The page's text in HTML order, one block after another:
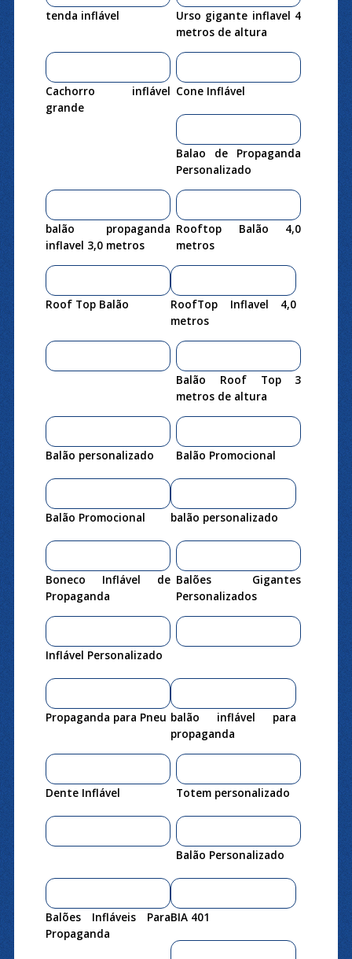
tenda inflável
Urso gigante inflavel 4
metros de altura
Cachorro inflável
grande
Cone Inflável
Balao de Propaganda
Personalizado
balão propaganda
inflavel 3,0 metros
Rooftop Balão 4,0
metros
Roof Top Balão
RoofTop Inflavel 4,0
metros
Balão Roof Top 3
metros de altura
Balão personalizado Balão Promocional
Balão Promocional balão personalizado
Boneco Inflável de
Propaganda
Balões Gigantes
Personalizados
Inflável Personalizado
Propaganda para Pneu balão inflável para
propaganda
Dente Inflável Totem personalizado
Balão Personalizado
Balões Infláveis Para
Propaganda
BIA 401